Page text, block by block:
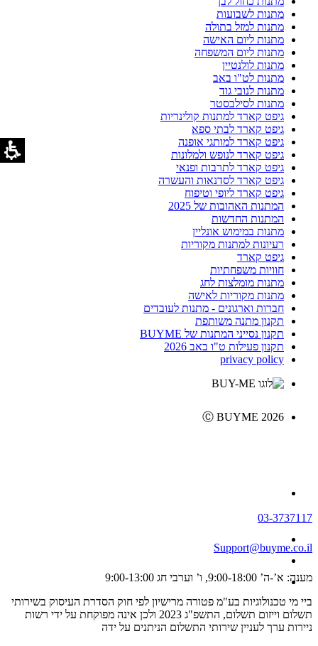
מתנות לשבועות
מתנות למזל בתולה
מתנות ליום האישה
מתנות ליום המשפחה
מתנות לולנטיין
מתנות לט"ו באב
מתנות לנובי גוד
מתנות לסילבסטר
גיפט קארד למתנות קולינריות
גיפט קארד לבתי ספא
גיפט קארד למותגי אופנה
גיפט קארד לנופש ולמלונות
גיפט קארד לתרבות ופנאי
גיפט קארד לסדנאות והעשרה
גיפט קארד ליופי וטיפוח
המתנות האהובות של 2025
המתנות החדשות
מתנות במימוש אונליין
רעיונות למתנות מקוריות
גיפט קארד
חוויות משפחתיות
מתנות מומלצות לחג
מתנות מקוריות לאישה
חברות וארגונים - מתנות לעובדים
תקנון מתנה משותפת
תקנון נסייני המתנות של BUYME
תקנון פעילות ט"ו באב 2026
privacy policy
Ⓒ BUYME 2026
03-3737117
Support@buyme.co.il
מענה: א’-ה’ 9:00-18:00, ו’ וערבי חג 9:00-13:00
ביי מי טכנולוגיות בע"מ פטורה מרישיון לפי חוק הסדרת העיסוק בשירותי
תשלום וייזום תשלום, התשפ"ג 2023 ולכן אינה מפוקחת על ידי רשות
ניירות ערך לעניין שירותי התשלום הניתנים על ידה